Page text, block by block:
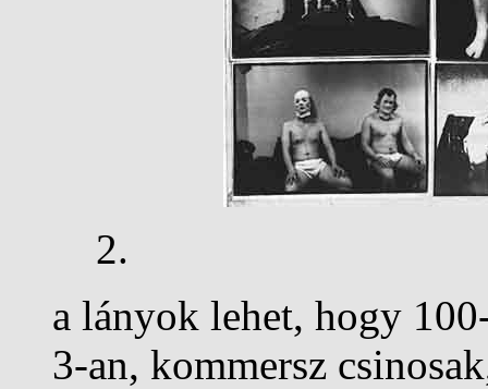
2.
a lányok lehet, hogy
3-an, kommersz